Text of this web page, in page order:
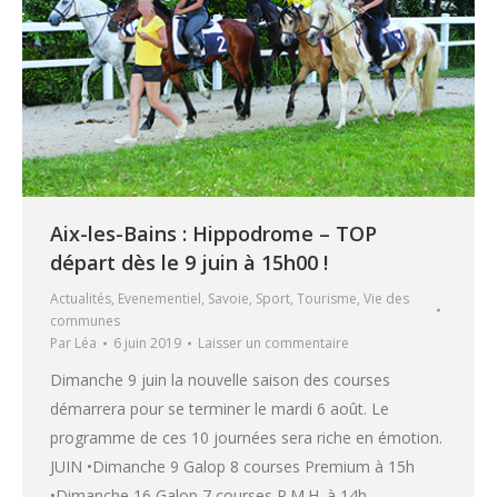
Aix-les-Bains : Hippodrome – TOP
départ dès le 9 juin à 15h00 !
Actualités, Evenementiel, Savoie, Sport, Tourisme, Vie des
communes
Par Léa 6 juin 2019 Laisser un commentaire
Dimanche 9 juin la nouvelle saison des courses
démarrera pour se terminer le mardi 6 août. Le
programme de ces 10 journées sera riche en émotion.
JUIN •Dimanche 9 Galop 8 courses Premium à 15h